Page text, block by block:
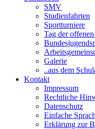
SMV
Studienfahrten
Sportturniere
Tag der
Galerie
..aus dem
Kontakt
Impressum
Rechtliche
Datenschutz
Einfache
Erklärung zur